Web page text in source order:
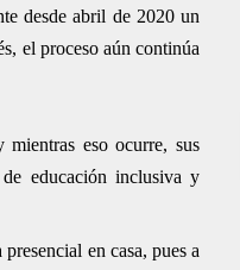
desde abril de 2020 un
el proceso aún continúa
eso ocurre, sus
educación inclusiva y
en casa, pues a